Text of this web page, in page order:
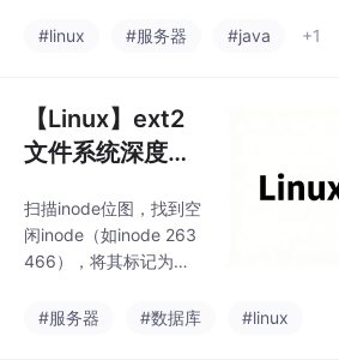
模式。磁盘属于外设
有操作本质是对外设的
输入和输出，简
出缓冲区。
#linux #服务器 #java +1
【Linux】ext2
文件系统深度剖
图、inode与数
据块映射
扫描inode位图，找到空
闲inode（如inode 263
466），将其标记为使
小、权限、时间等）写
#服务器 #数据库 #linux